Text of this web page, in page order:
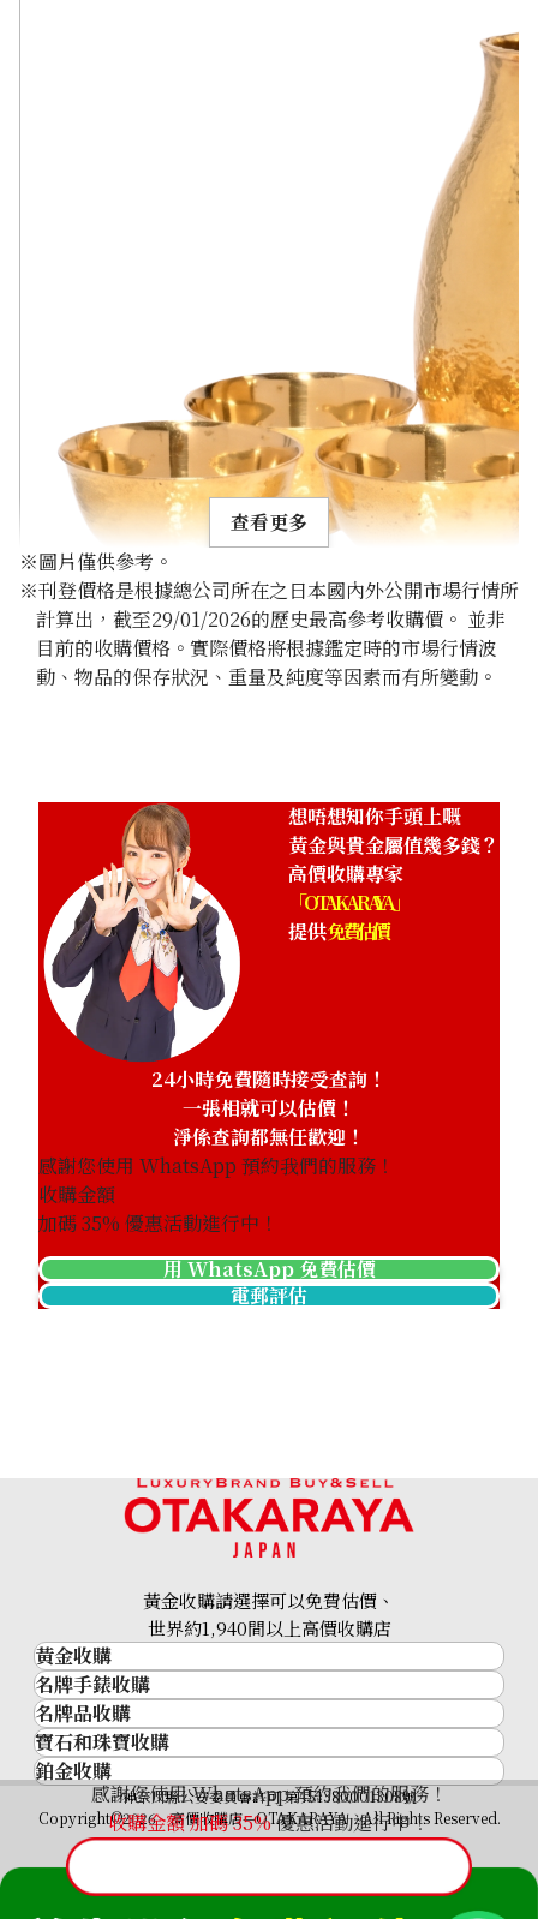
24K gold (K24) sake set
18K gold (K18) Kihei ring
HKD 3,539.54
查看更多
※圖片僅供參考。
※刊登價格是根據總公司所在之日本國內外公開市場行情所
計算出，截至29/01/2026的歷史最高參考收購價。 並非
目前的收購價格。實際價格將根據鑑定時的市場行情波
動、物品的保存狀況、重量及純度等因素而有所變動。
想唔想知你手頭上嘅
黃金與貴金屬值幾多錢？
高價收購專家
「OTAKARAYA」
提供免費估價
24小時免費隨時接受查詢！
一張相就可以估價！
淨係查詢都無任歡迎！
感謝您使用 WhatsApp 預約我們的服務！
收購金額
加碼35% 優惠活動進行中！
用 WhatsApp 免費估價
電郵評估
感謝您使用 WhatsApp 預約我們的服務！
收購金額 加碼35%優惠活動進行中！
黃金收購請選擇可以免費估價、
世界約1,940間以上高價收購店
黃金收購
黃金･金條
金條
金幣及銀幣
過去十年黃金價格
金飾
金戒指
金頸鍊
名牌手錶收購
名牌手錶收購
勞力士 (Rolex)
Patek Philippe
Audemars Piguet
Vacheron Constantin
A. Lange & Söhne
Breguet
名牌品收購
名牌品收購
HERMES
LOUIS VUITTON
CHANEL
卡地亞（Cartier）
CELINE
寶石和珠寶收購
寶石和珠寶
祖母綠
藍寶石
紅寶石
鉑金收購
神奈川縣公安委員會許可 第451380001308號
Copyright©2026 高價收購店—OTAKARAYA All Rights Reserved.